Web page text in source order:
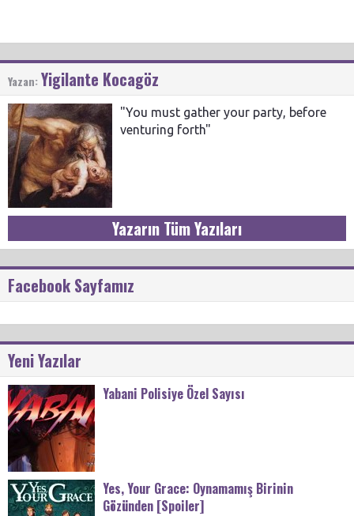
Yazan:Yigilante Kocagöz
"You must gather your party, before
venturing forth"
Yazarın Tüm Yazıları
Facebook Sayfamız
Yeni Yazılar
Yabani Polisiye Özel Sayısı
Yes, Your Grace: Oynamamış Birinin
Gözünden [Spoiler]